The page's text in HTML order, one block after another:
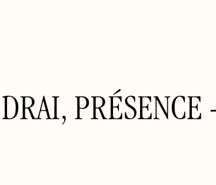
PRÉSENCE